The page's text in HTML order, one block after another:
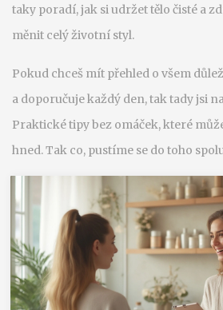
taky poradí, jak si udržet tělo čisté a
měnit celý životní styl.
Pokud chceš mít přehled o všem
a doporučuje každý den, tak tady jsi
Praktické tipy bez omáček, které
hned. Tak co, pustíme se do toho